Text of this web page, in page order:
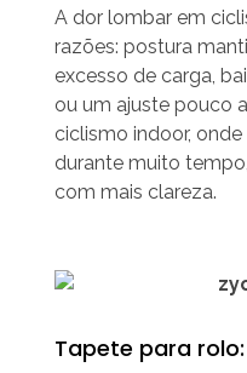
A dor lombar em
razões: postura
excesso de carga,
ou um ajuste pouco
ciclismo indoor,
durante muito
com mais clareza.
Tapete para